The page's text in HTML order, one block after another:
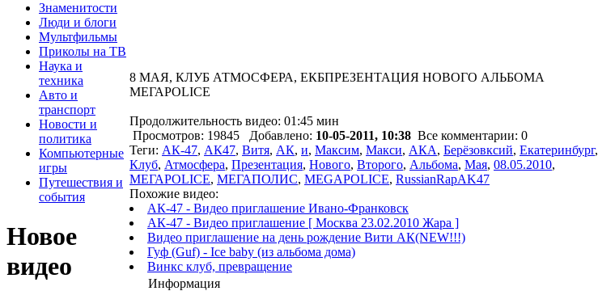
Знаменитости
Люди и блоги
Мультфильмы
Приколы на ТВ
Наука и
техника
Авто и
транспорт
Новости и
политика
Компьютерные
игры
Путешествия и
события
Новое
видео
8 МАЯ, КЛУБ АТМОСФЕРА, ЕКБПРЕЗЕНТАЦИЯ НОВОГО АЛЬБОМА
МЕГАPOLICE
Продолжительность видео: 01:45 мин
Просмотров: 19845 Добавлено: 10-05-2011, 10:38 Все комментарии: 0
Теги: АК-47, АК47, Витя, АК, и, Максим, Макси, АКА, Берёзовксий, Екатеринбург,
Клуб, Атмосфера, Презентация, Нового, Второго, Альбома, Мая, 08.05.2010,
МЕГАPOLICE, МЕГАПОЛИС, MEGAPOLICE, RussianRapAK47
Похожие видео:
АК-47 - Видео приглашение Ивано-Франковск
АК-47 - Видео приглашение [ Москва 23.02.2010 Жара ]
Видео приглашение на день рождение Вити АК(NEW!!!)
Гуф (Guf) - Ice baby (из альбома дома)
Винкс клуб, превращение
Информация